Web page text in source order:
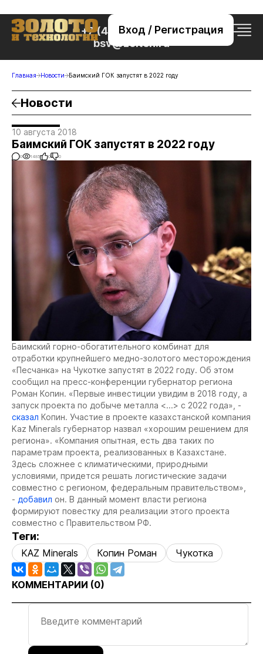
Вход / Регистрация
+7 (495) 221-76-32
bsv@zolteh.ru
Главная Новости Баимский ГОК запустят в 2022 году
Новости
10 августа 2018
Баимский ГОК запустят в 2022 году
0 1485 0 0
Баимский горно-обогатительного комбинат для
отработки крупнейшего медно-золотого месторождения
«Песчанка» на Чукотке запустят в 2022 году. Об этом
сообщил на пресс-конференции губернатор региона
Роман Копин. «Первые инвестиции увидим в 2018 году, а
запуск проекта по добыче металла <...> с 2022 года», -
сказал Копин. Участие в проекте казахстанской компания
Kaz Minerals губернатор назвал «хорошим решением для
региона». «Компания опытная, есть два таких по
параметрам проекта, реализованных в Казахстане.
Здесь сложнее с климатическими, природными
условиями, придется решать логистические задачи
совместно с регионом, федеральным правительством»,
- добавил он. В данный момент власти региона
формируют повестку для реализации этого проекта
совместно с Правительством РФ.
Теги:
KAZ Minerals Копин Роман Чукотка
КОММЕНТАРИИ (0)